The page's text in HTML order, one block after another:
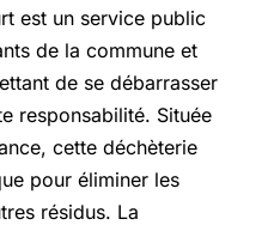
est un service public
de la commune et
de se débarrasser
responsabilité. Située
cette déchèterie
pour éliminer les
résidus. La